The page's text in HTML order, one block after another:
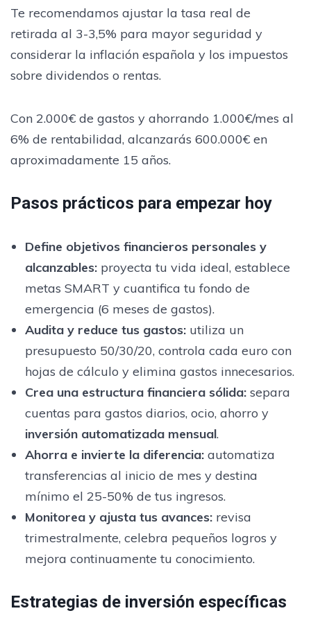
Te recomendamos ajustar la tasa real de
retirada al 3-3,5% para mayor seguridad y
considerar la inflación española y los impuestos
sobre dividendos o rentas.
Con 2.000€ de gastos y ahorrando 1.000€/mes al
6% de rentabilidad, alcanzarás 600.000€ en
aproximadamente 15 años.
Pasos prácticos para empezar hoy
Define objetivos financieros personales y
alcanzables:proyecta tu vida ideal, establece
metas SMART y cuantifica tu fondo de
emergencia (6 meses de gastos).
Audita y reduce tus gastos:utiliza un
presupuesto 50/30/20, controla cada euro con
hojas de cálculo y elimina gastos innecesarios.
Crea una estructura financiera sólida:separa
cuentas para gastos diarios, ocio, ahorro y
inversión automatizada mensual.
Ahorra e invierte la diferencia:automatiza
transferencias al inicio de mes y destina
mínimo el 25-50% de tus ingresos.
Monitorea y ajusta tus avances:revisa
trimestralmente, celebra pequeños logros y
mejora continuamente tu conocimiento.
Estrategias de inversión específicas